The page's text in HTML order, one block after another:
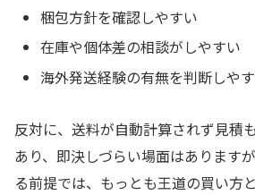
梱包方針を確認しやすい
在庫や個体差の相談がしやすい
海外発送経験の有無を判断しや
反対に、送料が自動計算されず見積
あり、即決しづらい場面はあります
る前提では、もっとも王道の買い方と